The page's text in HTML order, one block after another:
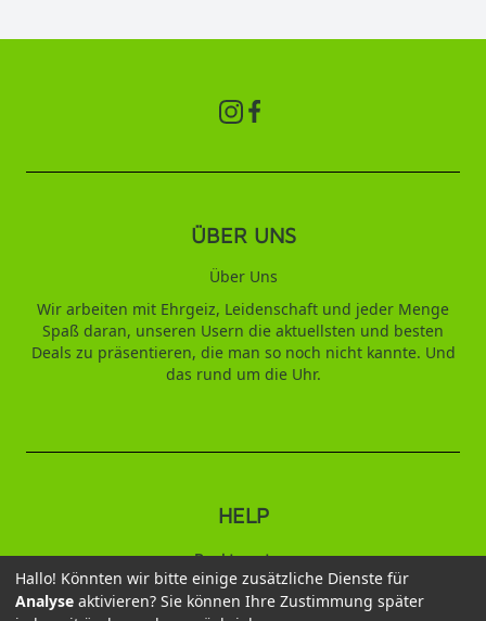
HELP
Punktesystem
ÜBER UNS
Über Uns
Wir arbeiten mit Ehrgeiz, Leidenschaft und jeder Menge
Spaß daran, unseren Usern die aktuellsten und besten
Deals zu präsentieren, die man so noch nicht kannte. Und
das rund um die Uhr.
Hallo! Könnten wir bitte einige zusätzliche Dienste für
Analyse aktivieren? Sie können Ihre Zustimmung später